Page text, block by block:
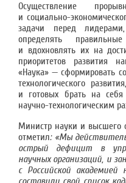
Осуществление
и социально-
задачи перед
определять
и вдохновлять их на
приоритетов развития
«Наука» — сформировать
технологического
и готовых брать на себя
научно-технологическим
Министр науки и высшего
отметил: «Мы
острый дефицит в
научных организаций, и
с Российской